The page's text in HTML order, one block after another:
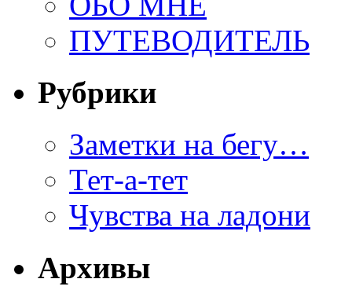
ПУТЕВОДИТЕЛЬ
Рубрики
Заметки на бегу…
Тет-а-тет
Чувства на ладони
Архивы